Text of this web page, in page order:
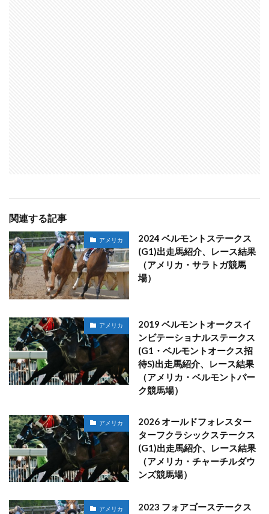
関連する記事
アメリカ
2024 ベルモントステークス
(G1)出走馬紹介、レース結果
（アメリカ・サラトガ競馬
場）
アメリカ
2019 ベルモントオークスイ
ンビテーショナルステークス
(G1・ベルモントオークス招
待S)出走馬紹介、レース結果
（アメリカ・ベルモントパー
ク競馬場）
アメリカ
2026 オールドフォレスター
ターフクラシックステークス
(G1)出走馬紹介、レース結果
（アメリカ・チャーチルダウ
ンズ競馬場）
アメリカ
2023 フォアゴーステークス